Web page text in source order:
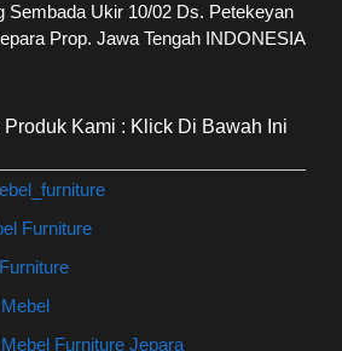
Sembada Ukir 10/02 Ds. Petekeyan
Prop. Jawa Tengah INDONESIA
Kami : Klick Di Bawah Ini
Furniture
Furniture Jepara